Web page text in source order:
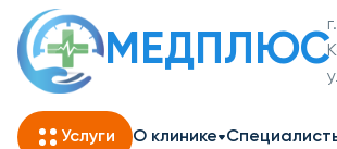
МЕДПЛЮС
Услуги О клинике